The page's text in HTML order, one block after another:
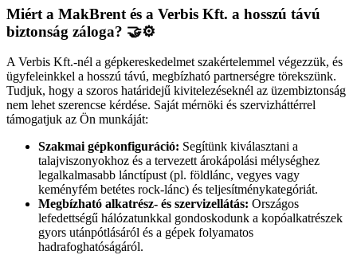
Miért a MakBrent és a Verbis Kft. a hosszú távú
biztonság záloga? 🤝⚙️
A Verbis Kft.-nél a gépkereskedelmet szakértelemmel végezzük, és
ügyfeleinkkel a hosszú távú, megbízható partnerségre törekszünk.
Tudjuk, hogy a szoros határidejű kivitelezéseknél az üzembiztonság
nem lehet szerencse kérdése. Saját mérnöki és szervizháttérrel
támogatjuk az Ön munkáját:
Szakmai gépkonfiguráció: Segítünk kiválasztani a
talajviszonyokhoz és a tervezett árokápolási mélységhez
legalkalmasabb lánctípust (pl. földlánc, vegyes vagy
keményfém betétes rock-lánc) és teljesítménykategóriát.
Megbízható alkatrész- és szervizellátás: Országos
lefedettségű hálózatunkkal gondoskodunk a kopóalkatrészek
gyors utánpótlásáról és a gépek folyamatos
hadrafoghatóságáról.